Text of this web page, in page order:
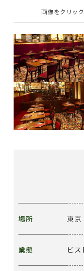
画像をクリッ
場所 東京
業態 ビス